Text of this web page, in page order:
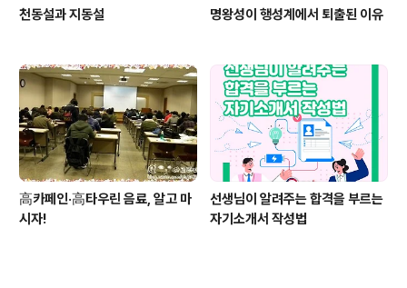
천동설과 지동설 명왕성이 행성계에서 퇴출된 이유
高카페인·高타우린 음료, 알고 마
시자!
선생님이 알려주는 합격을 부르는
자기소개서 작성법